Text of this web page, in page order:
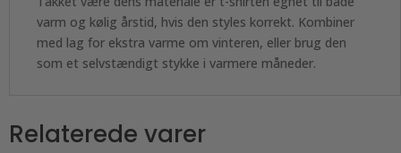
varm og kølig årstid, hvis den styles korrekt. Kombiner
med lag for ekstra varme om vinteren, eller brug den
som et selvstændigt stykke i varmere måneder.
Relaterede varer